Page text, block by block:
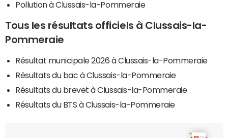
Pollution à Clussais-la-Pommeraie
Tous les résultats officiels à Clussais-la-
Pommeraie
Résultat municipale 2026 à Clussais-la-Pommeraie
Résultats du bac à Clussais-la-Pommeraie
Résultats du brevet à Clussais-la-Pommeraie
Résultats du BTS à Clussais-la-Pommeraie